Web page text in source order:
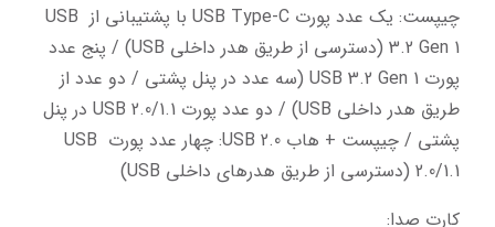
چیپست: یک عدد پورت USB Type-C با پشتیبانی از USB
پشتی / چیپست + هاب USB 2.0: چهار عدد پورت USB
2.0/1.1 (دسترسی از طریق هدرهای داخلی USB)
کارت صدا: